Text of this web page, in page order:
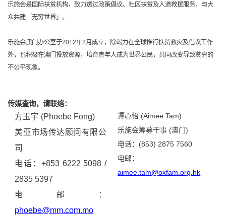
乐施会是国际扶贫机构，致力透过政策倡议、社区扶贫及人道救援服务，与大
众共建「无穷世界」。
乐施会澳门办公室于2012年2月成立，除竭力在全球推行扶贫救灾及倡议工作
外，也积极在澳门投放资源，培育青年人成为世界公民，共同改变导致贫穷的
不公平现象。
传媒查询，请联络：
方玉宇 (Phoebe Fong)
美亚市场传达顾问有限公
司
电话：+853 6222 5098 /
2835 5397
电邮：
phoebe@mm.com.mo
谭心怡 (Aimee Tam)
乐施会筹募干事 (澳门)
电话： (853) 2875 7560
电邮：
aimee.tam@oxfam.org.hk